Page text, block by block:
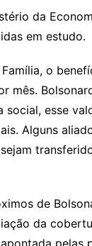
da
em estudo.
o
mês.
social, esse
Alguns
de
da